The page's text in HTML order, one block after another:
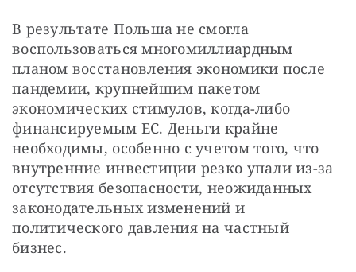
В результате Польша не смогла
воспользоваться многомиллиардным
планом восстановления экономики после
пандемии, крупнейшим пакетом
экономических стимулов, когда-либо
финансируемым ЕС. Деньги крайне
необходимы, особенно с учетом того, что
внутренние инвестиции резко упали из-за
отсутствия безопасности, неожиданных
законодательных изменений и
политического давления на частный
бизнес.